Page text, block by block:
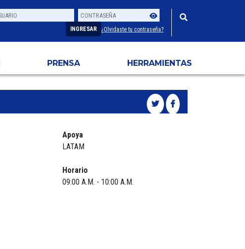
Usuario
Contraseña
INGRESAR ¿Olvidaste tu contraseña?
PRENSA HERRAMIENTAS
Apoya
LATAM
Horario
09:00 A.M. - 10:00 A.M.